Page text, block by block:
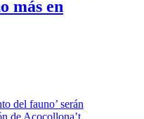
más en